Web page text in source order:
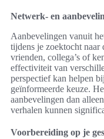
Netwerk- en
Aanbevelingen vanuit
tijdens je zoektocht naar
vrienden, collega’s of
effectiviteit van
perspectief kan helpen
geïnformeerde keuze.
aanbevelingen dan
verhalen kunnen
Voorbereiding op je